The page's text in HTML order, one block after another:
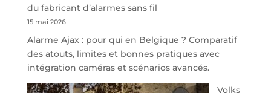
de
parking
sécurisé
à
l’aéroport
de
du fabricant d’alarmes sans fil
15 mai 2026
Alarme Ajax : pour qui en Belgique ? Comparatif
des atouts, limites et bonnes pratiques avec
intégration caméras et scénarios avancés.
Volks